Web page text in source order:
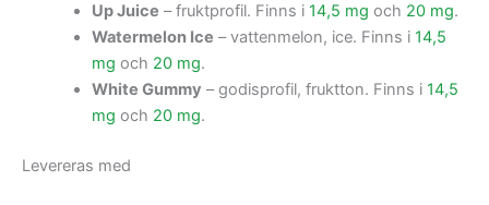
Up Juice – fruktprofil. Finns i 14,5 mg och 20 mg.
Watermelon Ice – vattenmelon, ice. Finns i 14,5
mg och 20 mg.
White Gummy – godisprofil, fruktton. Finns i 14,5
mg och 20 mg.
Levereras med